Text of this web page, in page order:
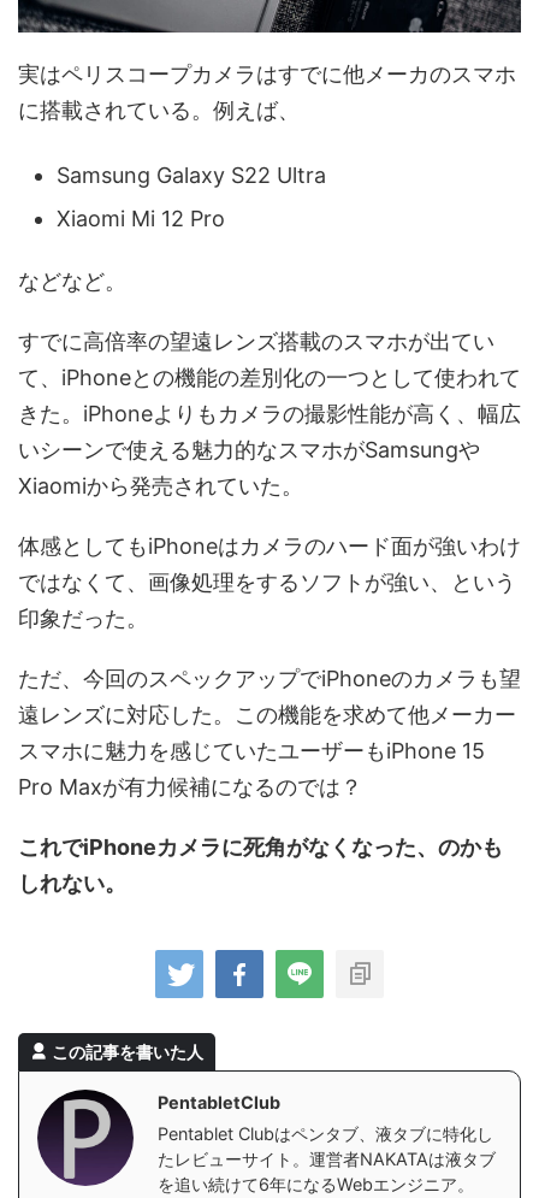
実はペリスコープカメラはすでに他メーカのスマホ
に搭載されている。例えば、
Samsung Galaxy S22 Ultra
Xiaomi Mi 12 Pro
などなど。
すでに高倍率の望遠レンズ搭載のスマホが出てい
て、iPhoneとの機能の差別化の一つとして使われて
きた。iPhoneよりもカメラの撮影性能が高く、幅広
いシーンで使える魅力的なスマホがSamsungや
Xiaomiから発売されていた。
体感としてもiPhoneはカメラのハード面が強いわけ
ではなくて、画像処理をするソフトが強い、という
印象だった。
ただ、今回のスペックアップでiPhoneのカメラも望
遠レンズに対応した。この機能を求めて他メーカー
スマホに魅力を感じていたユーザーもiPhone 15
Pro Maxが有力候補になるのでは？
これでiPhoneカメラに死角がなくなった、のかも
しれない。
この記事を書いた人
PentabletClub
Pentablet Clubはペンタブ、液タブに特化し
たレビューサイト。運営者NAKATAは液タブ
を追い続けて6年になるWebエンジニア。